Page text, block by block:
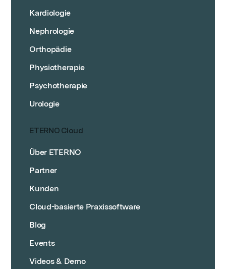
Kardiologie
Nephrologie
Orthopädie
Physiotherapie
Psychotherapie
Urologie
ETERNO Cloud
Über ETERNO
Partner
Kunden
Cloud-basierte Praxissoftware
Blog
Events
Videos & Demo